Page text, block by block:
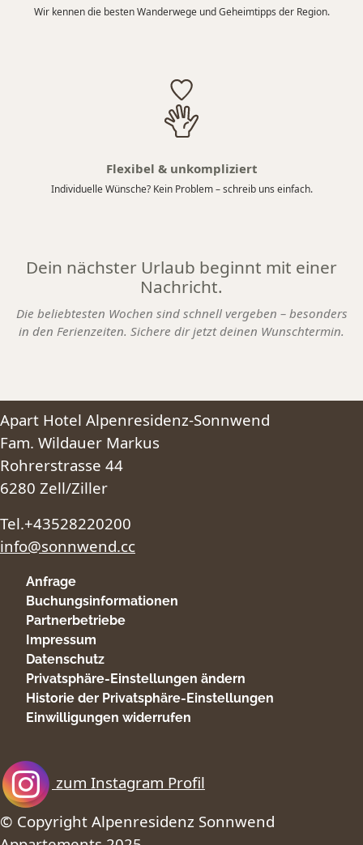
Wir kennen die besten Wanderwege und Geheimtipps der Region.
Flexibel & unkompliziert
Individuelle Wünsche? Kein Problem – schreib uns einfach.
Dein nächster Urlaub beginnt mit einer
Nachricht.
Die beliebtesten Wochen sind schnell vergeben – besonders
in den Ferienzeiten. Sichere dir jetzt deinen Wunschtermin.
Apart Hotel Alpenresidenz-Sonnwend
Fam. Wildauer Markus
Rohrerstrasse 44
6280 Zell/Ziller
Tel.+43528220200
info@sonnwend.cc
Anfrage
Buchungsinformationen
Partnerbetriebe
Impressum
Datenschutz
Privatsphäre-Einstellungen ändern
Historie der Privatsphäre-Einstellungen
Einwilligungen widerrufen
zum Instagram Profil
© Copyright Alpenresidenz Sonnwend